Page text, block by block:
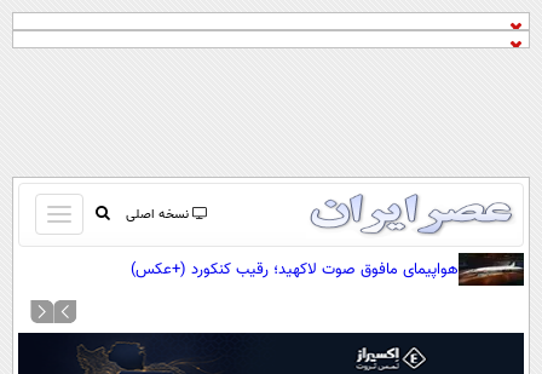
نسخه اصلی
باز
و
کردن
صفحه اول
آرشیو
هواپیمای مافوق صوت لاکهید؛ رقیب کنکورد (+عکس)